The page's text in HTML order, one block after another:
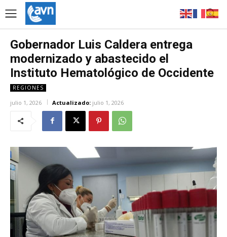
Gobernador Luis Caldera entrega
modernizado y abastecido el
Instituto Hematológico de Occidente
REGIONES
julio 1, 2026 Actualizado: julio 1, 2026